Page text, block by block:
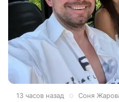
13 часов назад Соня